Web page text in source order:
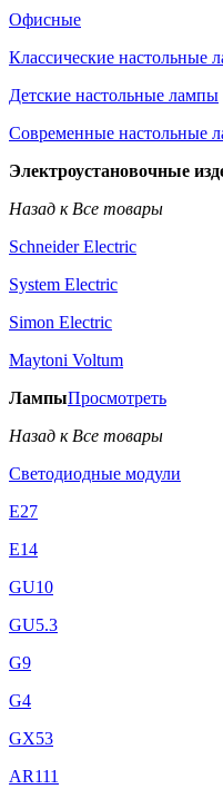
Офисные
Классические настольные
Детские настольные лампы
Современные настольные
Электроустановочные
Назад к Все товары
Schneider Electric
System Electric
Simon Electric
Maytoni Voltum
ЛампыПросмотреть
Назад к Все товары
Светодиодные модули
E27
E14
GU10
GU5.3
G9
G4
GX53
AR111